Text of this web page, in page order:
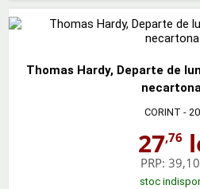
Thomas Hardy, Departe de
CORINT -
27,76
PRP:
stoc